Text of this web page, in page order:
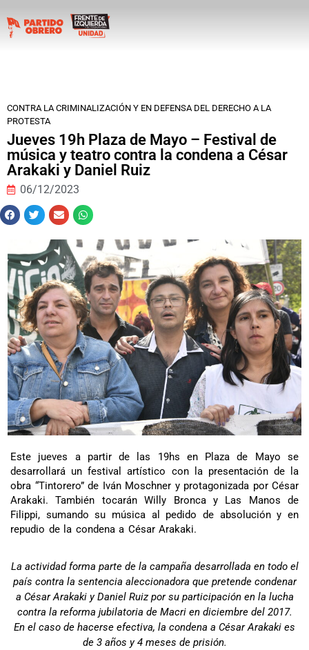
CONTRA LA CRIMINALIZACIÓN Y EN DEFENSA DEL DERECHO A LA
PROTESTA
Jueves 19h Plaza de Mayo – Festival de
música y teatro contra la condena a César
Arakaki y Daniel Ruiz
06/12/2023
Este jueves a partir de las 19hs en Plaza de Mayo se
desarrollará un festival artístico con la presentación de la
obra “Tintorero” de Iván Moschner y protagonizada por César
Arakaki. También tocarán Willy Bronca y Las Manos de
Filippi, sumando su música al pedido de absolución y en
repudio de la condena a César Arakaki.
La actividad forma parte de la campaña desarrollada en todo el
país contra la sentencia aleccionadora que pretende condenar
a César Arakaki y Daniel Ruiz por su participación en la lucha
contra la reforma jubilatoria de Macri en diciembre del 2017.
En el caso de hacerse efectiva, la condena a César Arakaki es
de 3 años y 4 meses de prisión.